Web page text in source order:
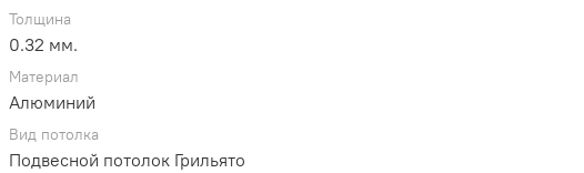
Толщина
0.32 мм.
Материал
Алюминий
Вид потолка
Подвесной потолок Грильято